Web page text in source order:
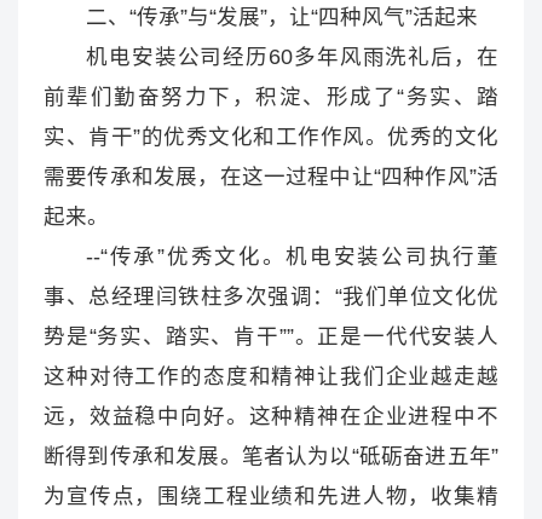
二、“传承”与“发展”，让“四种风气”活起来
机电安装公司经历60多年风雨洗礼后，在
前辈们勤奋努力下，积淀、形成了“务实、踏
实、肯干”的优秀文化和工作作风。优秀的文化
需要传承和发展，在这一过程中让“四种作风”活
起来。
--“传承”优秀文化。机电安装公司执行董
事、总经理闫铁柱多次强调：“我们单位文化优
势是“务实、踏实、肯干””。正是一代代安装人
这种对待工作的态度和精神让我们企业越走越
远，效益稳中向好。这种精神在企业进程中不
断得到传承和发展。笔者认为以“砥砺奋进五年”
为宣传点，围绕工程业绩和先进人物，收集精